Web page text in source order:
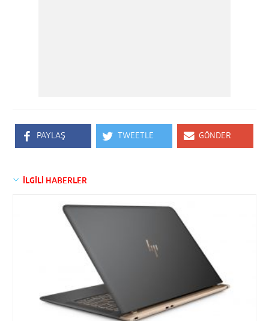
PAYLAŞ TWEETLE GÖNDER
İLGİLİ HABERLER